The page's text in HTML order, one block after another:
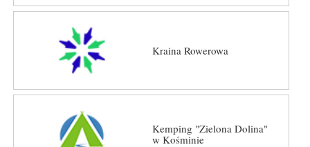
Kraina Rowerowa
Kemping "Zielona Dolina"
w Kośminie